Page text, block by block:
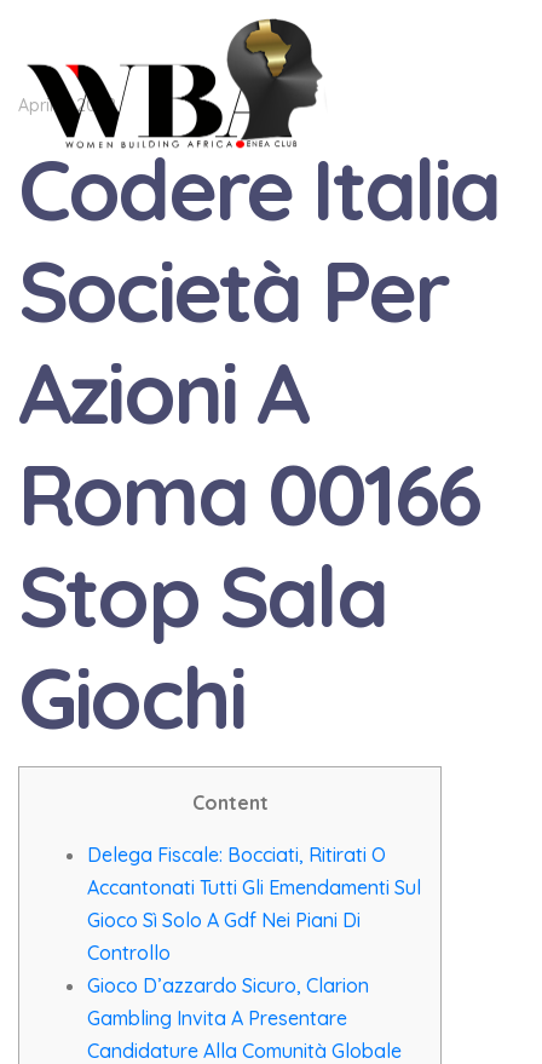
April 9, 2022
Codere Italia
Società Per
Azioni A
Roma 00166
Stop Sala
Giochi
Content
Delega Fiscale: Bocciati, Ritirati O
Accantonati Tutti Gli Emendamenti Sul
Gioco Sì Solo A Gdf Nei Piani Di
Controllo
Gioco D’azzardo Sicuro, Clarion
Gambling Invita A Presentare
Candidature Alla Comunità Globale